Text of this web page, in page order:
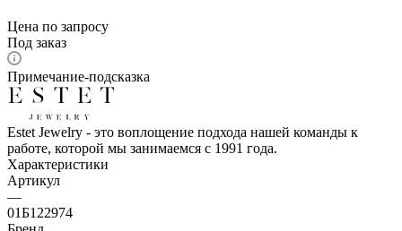
Цена по запросу
Под заказ
Примечание-подсказка
Estet Jewelry - это воплощение подхода нашей команды к
работе, которой мы занимаемся с 1991 года.
Характеристики
Артикул
—
01Б122974